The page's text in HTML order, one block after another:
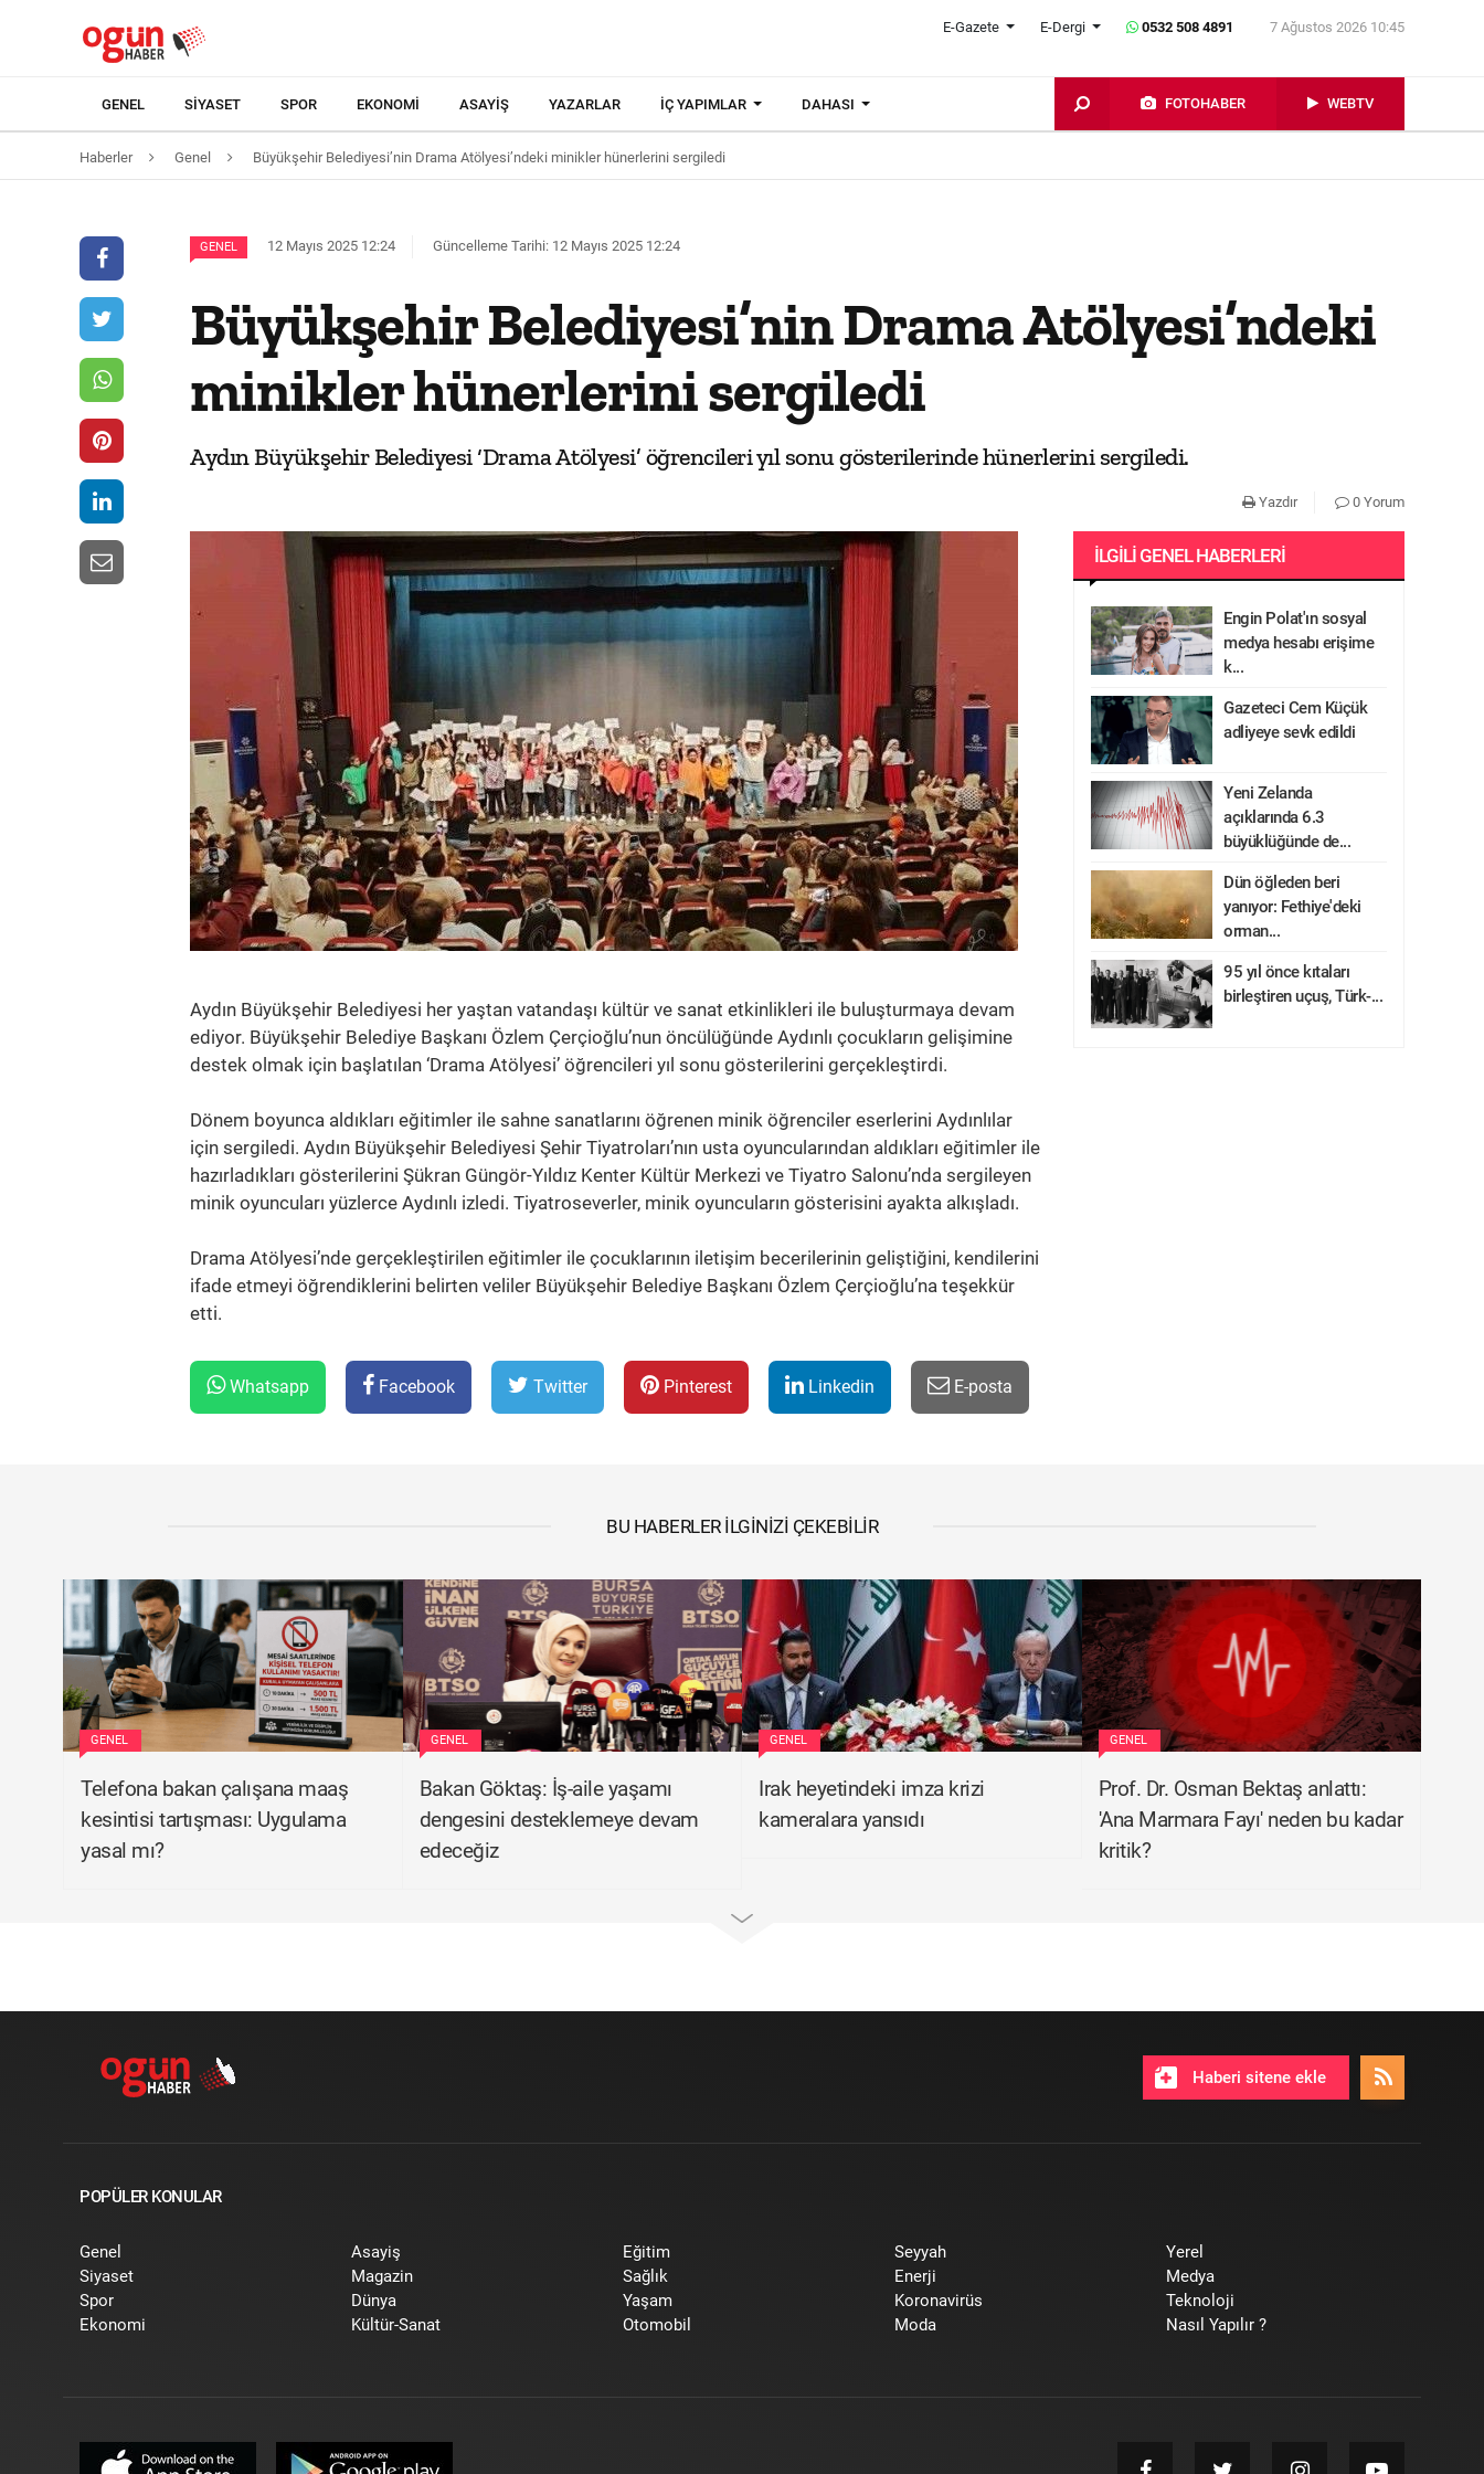
E-Gazete E-Dergi 0532 508 4891 7 Ağustos 2026 10:45
GENEL SIYASET SPOR EKONOMI ASAYIŞ YAZARLAR İÇ YAPIMLAR DAHASI FOTOHABER WEBTV
Haberler Genel Büyükşehir Belediyesi’nin Drama Atölyesi’ndeki minikler hünerlerini sergiledi
GENEL 12 Mayıs 2025 12:24 Güncelleme Tarihi: 12 Mayıs 2025 12:24
Büyükşehir Belediyesi’nin Drama Atölyesi’ndeki
minikler hünerlerini sergiledi
Aydın Büyükşehir Belediyesi ‘Drama Atölyesi’ öğrencileri yıl sonu gösterilerinde hünerlerini sergiledi.
Yazdır 0 Yorum
Aydın Büyükşehir Belediyesi her yaştan vatandaşı kültür ve sanat etkinlikleri ile buluşturmaya devam
ediyor. Büyükşehir Belediye Başkanı Özlem Çerçioğlu’nun öncülüğünde Aydınlı çocukların gelişimine
destek olmak için başlatılan ‘Drama Atölyesi’ öğrencileri yıl sonu gösterilerini gerçekleştirdi.
Dönem boyunca aldıkları eğitimler ile sahne sanatlarını öğrenen minik öğrenciler eserlerini Aydınlılar
için sergiledi. Aydın Büyükşehir Belediyesi Şehir Tiyatroları’nın usta oyuncularından aldıkları eğitimler ile
hazırladıkları gösterilerini Şükran Güngör-Yıldız Kenter Kültür Merkezi ve Tiyatro Salonu’nda sergileyen
minik oyuncuları yüzlerce Aydınlı izledi. Tiyatroseverler, minik oyuncuların gösterisini ayakta alkışladı.
Drama Atölyesi’nde gerçekleştirilen eğitimler ile çocuklarının iletişim becerilerinin geliştiğini, kendilerini
ifade etmeyi öğrendiklerini belirten veliler Büyükşehir Belediye Başkanı Özlem Çerçioğlu’na teşekkür
etti.
Whatsapp Facebook Twitter Pinterest Linkedin E-posta
İLGILI GENEL HABERLERI
Engin Polat'ın sosyal
medya hesabı erişime
k...
Gazeteci Cem Küçük
adliyeye sevk edildi
Yeni Zelanda
açıklarında 6.3
büyüklüğünde de...
Dün öğleden beri
yanıyor: Fethiye'deki
orman...
95 yıl önce kıtaları
birleştiren uçuş, Türk-...
BU HABERLER İLGINIZI ÇEKEBILIR
GENEL
Telefona bakan çalışana maaş
kesintisi tartışması: Uygulama
yasal mı?
GENEL
Bakan Göktaş: İş-aile yaşamı
dengesini desteklemeye devam
edeceğiz
GENEL
Irak heyetindeki imza krizi
kameralara yansıdı
GENEL
Prof. Dr. Osman Bektaş anlattı:
'Ana Marmara Fayı' neden bu kadar
kritik?
Haberi sitene ekle
POPÜLER KONULAR
Genel
Siyaset
Spor
Ekonomi
Asayiş
Magazin
Dünya
Kültür-Sanat
Eğitim
Sağlık
Yaşam
Otomobil
Seyyah
Enerji
Koronavirüs
Moda
Yerel
Medya
Teknoloji
Nasıl Yapılır ?